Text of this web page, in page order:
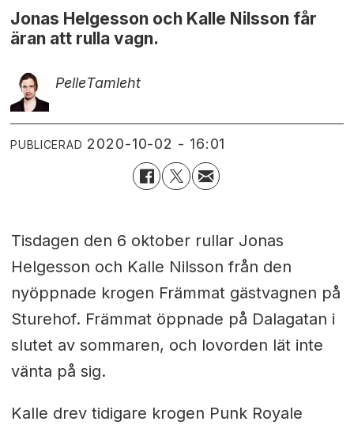
Jonas Helgesson och Kalle Nilsson får
äran att rulla vagn.
PelleTamleht
PUBLICERAD 2020-10-02 - 16:01
Tisdagen den 6 oktober rullar Jonas
Helgesson och Kalle Nilsson från den
nyöppnade krogen Främmat gästvagnen på
Sturehof. Främmat öppnade på Dalagatan i
slutet av sommaren, och lovorden lät inte
vänta på sig.
Kalle drev tidigare krogen Punk Royale